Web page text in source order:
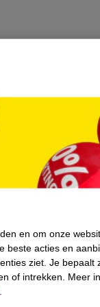
en om onze
beste acties en
ziet. Je bepaalt
of intrekken.
Meer